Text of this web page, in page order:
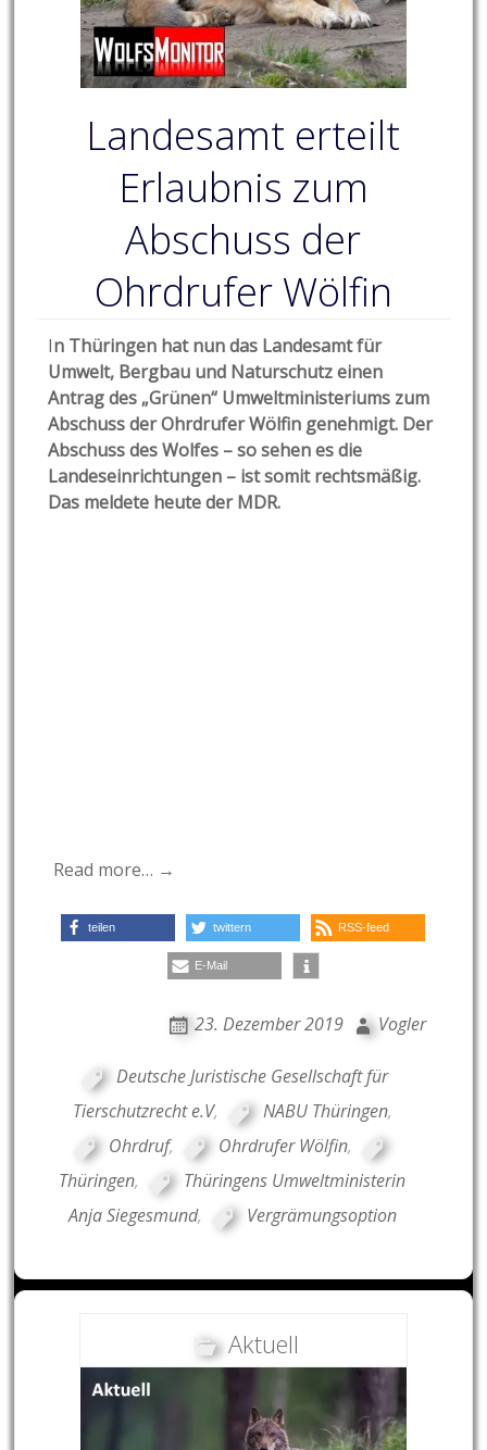
Landesamt erteilt
Erlaubnis zum
Abschuss der
Ohrdrufer Wölfin
In Thüringen hat nun das Landesamt für
Umwelt, Bergbau und Naturschutz einen
Antrag des „Grünen“ Umweltministeriums zum
Abschuss der Ohrdrufer Wölfin genehmigt. Der
Abschuss des Wolfes – so sehen es die
Landeseinrichtungen – ist somit rechtsmäßig.
Das meldete heute der MDR.
Read more… →
teilen twittern RSS-feed
E-Mail
23. Dezember 2019 Vogler
Deutsche Juristische Gesellschaft für
Tierschutzrecht e.V, NABU Thüringen,
Ohrdruf, Ohrdrufer Wölfin,
Thüringen,
Thüringens Umweltministerin
Anja Siegesmund, Vergrämungsoption
Aktuell